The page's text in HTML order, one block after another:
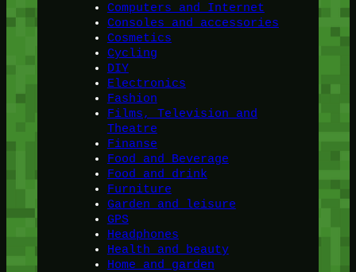
Computers and Internet
Consoles and accessories
Cosmetics
Cycling
DIY
Electronics
Fashion
Films, Television and
Theatre
Finanse
Food and Beverage
Food and drink
Furniture
Garden and leisure
GPS
Headphones
Health and beauty
Home and garden